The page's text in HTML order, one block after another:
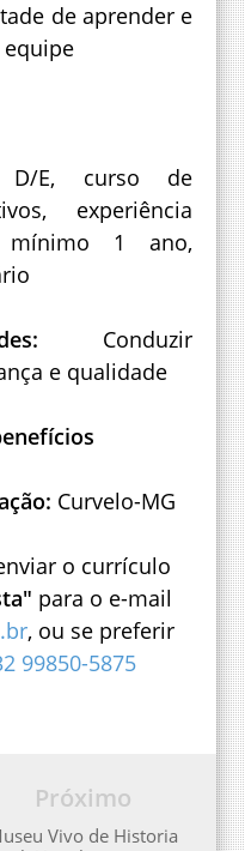
de aprender e
D/E, curso de
experiência
mínimo 1 ano,
Conduzir
e qualidade
Curvelo-MG
o currículo
para o e-mail
, ou se preferir
99850-5875
Próximo
Vivo de Historia